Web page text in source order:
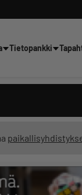
Tietopankki